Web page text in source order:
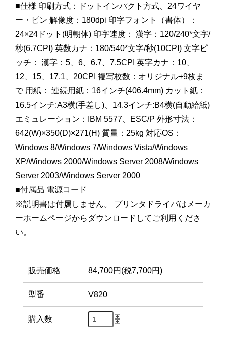
■仕様 印刷方式：ドットインパクト方式、24ワイヤ
ー・ピン 解像度：180dpi 印字フォント（書体）：
24×24ドット(明朝体) 印字速度： 漢字：120/240*文字/
秒(6.7CPI) 英数カナ：180/540*文字/秒(10CPI) 文字ピ
ッチ： 漢字：5、6、6.7、7.5CPI 英字カナ：10、
12、15、17.1、20CPI 複写枚数：オリジナル+9枚ま
で 用紙： 連続用紙：16インチ(406.4mm) カット紙：
16.5インチ:A3横(手差し)、14.3インチ:B4横(自動給紙)
エミュレーション：IBM 5577、ESC/P 外形寸法：
642(W)×350(D)×271(H) 質量：25kg 対応OS：
Windows 8/Windows 7/Windows Vista/Windows
XP/Windows 2000/Windows Server 2008/Windows
Server 2003/Windows Server 2000
■付属品 電源コード
※説明書は付属しません。 プリンタドライバはメーカ
ーホームページからダウンロードしてご利用くださ
い。
販売価格 84,700円(税7,700円)
型番 V820
購入数